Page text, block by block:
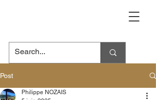
Post
Philippe NOZAIS